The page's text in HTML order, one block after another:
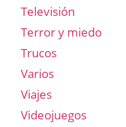
Televisión
Terror y miedo
Trucos
Varios
Viajes
Videojuegos